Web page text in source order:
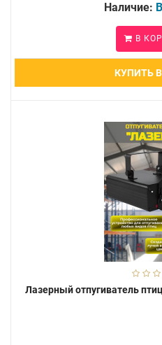
Наличие:
В
КУПИТЬ
Лазерный отпугиватель